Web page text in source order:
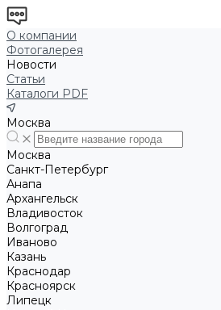
О компании
Фотогалерея
Новости
Статьи
Каталоги PDF
Москва
Москва
Санкт-Петербург
Анапа
Архангельск
Владивосток
Волгоград
Иваново
Казань
Краснодар
Красноярск
Липецк